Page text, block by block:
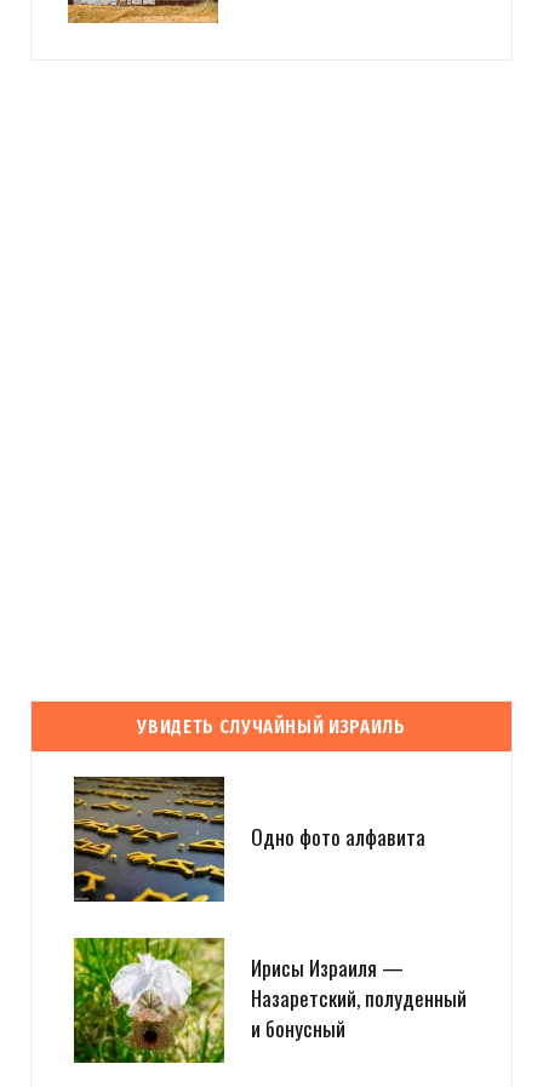
УВИДЕТЬ СЛУЧАЙНЫЙ ИЗРАИЛЬ
Одно фото алфавита
Ирисы Израиля —
Назаретский, полуденный
и бонусный